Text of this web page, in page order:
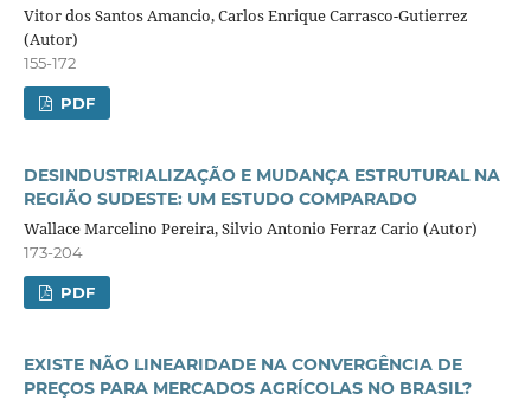
Vitor dos Santos Amancio, Carlos Enrique Carrasco-Gutierrez
(Autor)
155-172
PDF
DESINDUSTRIALIZAÇÃO E MUDANÇA ESTRUTURAL NA
REGIÃO SUDESTE: UM ESTUDO COMPARADO
Wallace Marcelino Pereira, Silvio Antonio Ferraz Cario (Autor)
173-204
PDF
EXISTE NÃO LINEARIDADE NA CONVERGÊNCIA DE
PREÇOS PARA MERCADOS AGRÍCOLAS NO BRASIL?